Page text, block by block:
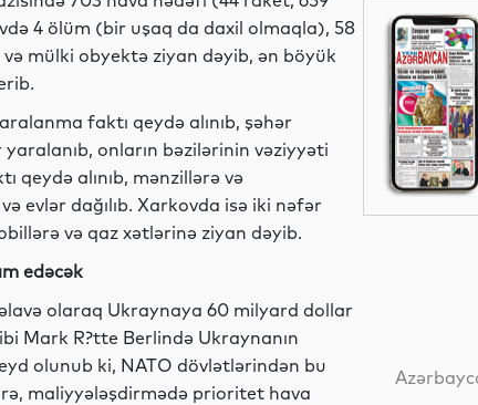
4 ölüm (bir uşaq da daxil olmaqla), 58
və mülki obyektə ziyan dəyib, ən böyük
faktı qeydə alınıb, şəhər
onların bəzilərinin vəziyyəti
qeydə alınıb, mənzillərə və
evlər dağılıb. Xarkovda isə iki nəfər
və qaz xətlərinə ziyan dəyib.
edəcək
olaraq Ukraynaya 60 milyard dollar
Mark R?tte Berlində Ukraynanın
olunub ki, NATO dövlətlərindən bu
maliyyələşdirmədə prioritet hava
İdman
Dünya